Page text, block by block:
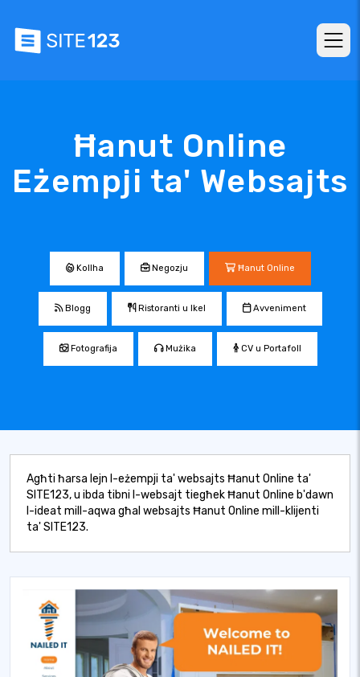
Ħanut Online
Eżempji ta' Websajts
Kollha Negozju Ħanut Online
Blogg Ristoranti u Ikel Avveniment
Fotografija Mużika CV u Portafoll
Agħti ħarsa lejn l-eżempji ta' websajts Ħanut Online ta'
SITE123, u ibda tibni l-websajt tiegħek Ħanut Online b'dawn
l-ideat mill-aqwa għal websajts Ħanut Online mill-klijenti
ta' SITE123.